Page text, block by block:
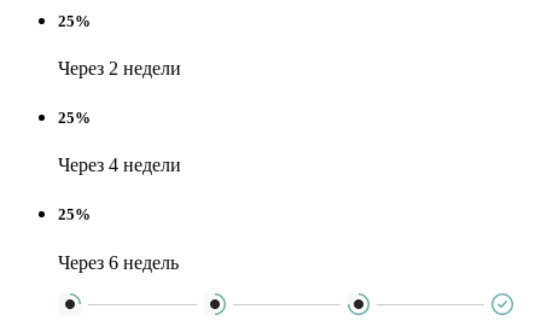
25%
Через 2 недели
25%
Через 4 недели
25%
Через 6 недель